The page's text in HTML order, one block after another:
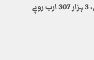
آئین کی خلاف ورزی ہو رہی ہوتی ہے، 3 ہزار 307 ارب روپے